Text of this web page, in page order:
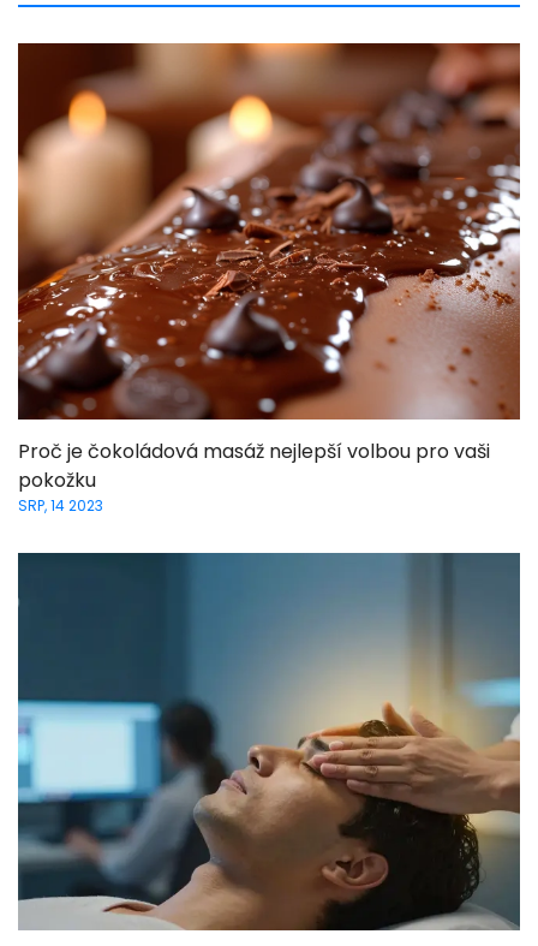
Proč je čokoládová masáž nejlepší volbou pro vaši
pokožku
SRP, 14 2023